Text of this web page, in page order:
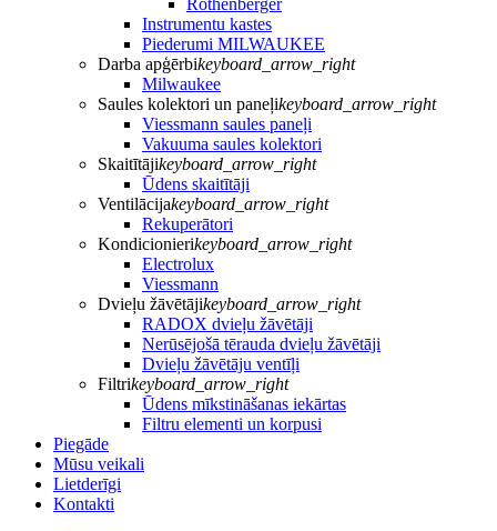
Rothenberger
Instrumentu kastes
Piederumi MILWAUKEE
Darba apģērbikeyboard_arrow_right
Milwaukee
Saules kolektori un paneļikeyboard_arrow_right
Viessmann saules paneļi
Vakuuma saules kolektori
Skaitītājikeyboard_arrow_right
Ūdens skaitītāji
Ventilācijakeyboard_arrow_right
Rekuperātori
Kondicionierikeyboard_arrow_right
Electrolux
Viessmann
Dvieļu žāvētājikeyboard_arrow_right
RADOX dvieļu žāvētāji
Nerūsējošā tērauda dvieļu žāvētāji
Dvieļu žāvētāju ventīļi
Filtrikeyboard_arrow_right
Ūdens mīkstināšanas iekārtas
Filtru elementi un korpusi
Piegāde
Mūsu veikali
Lietderīgi
Kontakti